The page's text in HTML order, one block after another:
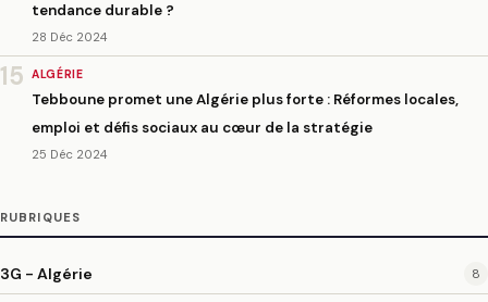
tendance durable ?
28 Déc 2024
15 ALGÉRIE
Tebboune promet une Algérie plus forte : Réformes locales,
emploi et défis sociaux au cœur de la stratégie
25 Déc 2024
RUBRIQUES
3G - Algérie 8